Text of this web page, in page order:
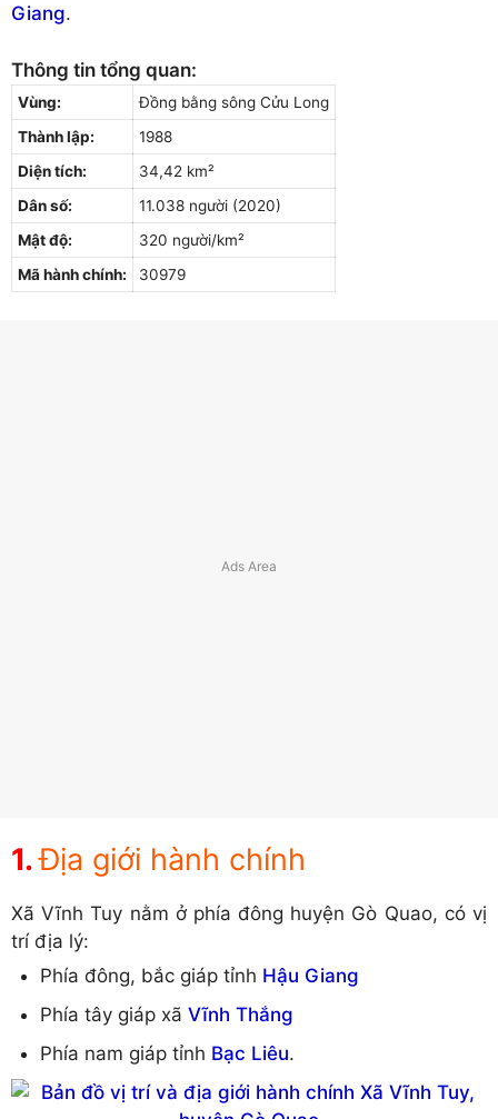
Giang.
Thông tin tổng quan:
Vùng:
Đồng bằng sông Cửu Long
Thành lập:
1988
Diện tích:
34,42 km²
Dân số:
11.038 người (2020)
Mật độ:
320 người/km²
Mã hành chính:
30979
Địa giới hành chính
Xã Vĩnh Tuy nằm ở phía đông huyện Gò Quao, có vị
trí địa lý:
Phía đông, bắc giáp tỉnh Hậu Giang
Phía tây giáp xã Vĩnh Thắng
Phía nam giáp tỉnh Bạc Liêu.